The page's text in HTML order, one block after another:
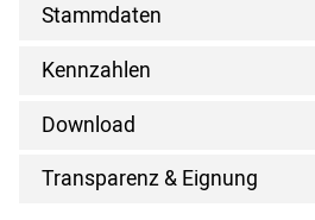
Stammdaten
Kennzahlen
Download
Transparenz & Eignung